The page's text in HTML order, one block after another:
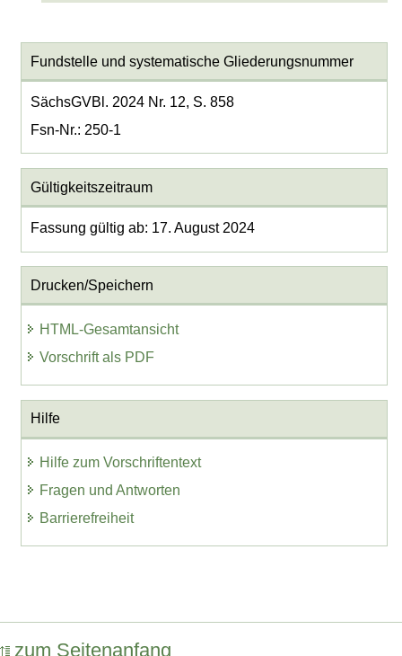
Fundstelle und systematische Gliederungsnummer
SächsGVBl. 2024 Nr. 12, S. 858
Fsn-Nr.: 250-1
Gültigkeitszeitraum
Fassung gültig ab: 17. August 2024
Drucken/Speichern
HTML-Gesamtansicht
Vorschrift als PDF
Hilfe
Hilfe zum Vorschriftentext
Fragen und Antworten
Barrierefreiheit
zum Seitenanfang